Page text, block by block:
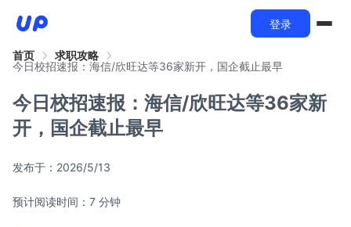
登录
首页
求职攻略
今日校招速报：海信/欣旺达等36家新开，国企截止最早
今日校招速报：海信/欣旺达等36家新
开，国企截止最早
发布于： 2026/5/13
预计阅读时间：7 分钟